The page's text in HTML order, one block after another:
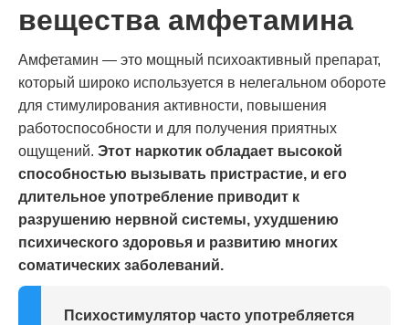
вещества амфетамина
Амфетамин — это мощный психоактивный препарат,
который широко используется в нелегальном обороте
для стимулирования активности, повышения
работоспособности и для получения приятных
ощущений. Этот наркотик обладает высокой
способностью вызывать пристрастие, и его
длительное употребление приводит к
разрушению нервной системы, ухудшению
психического здоровья и развитию многих
соматических заболеваний.
Психостимулятор часто употребляется